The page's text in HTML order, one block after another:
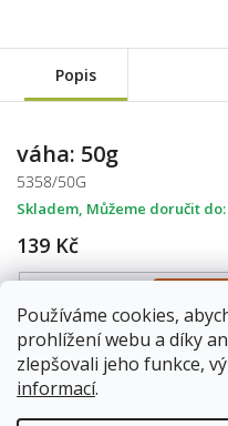
Používáme cookies,
prohlížení webu a díky
zlepšovali jeho funkce,
informací.
Popis
váha: 50g
5358/50G
139 Kč
Skladem
váha: 100g
5358/100